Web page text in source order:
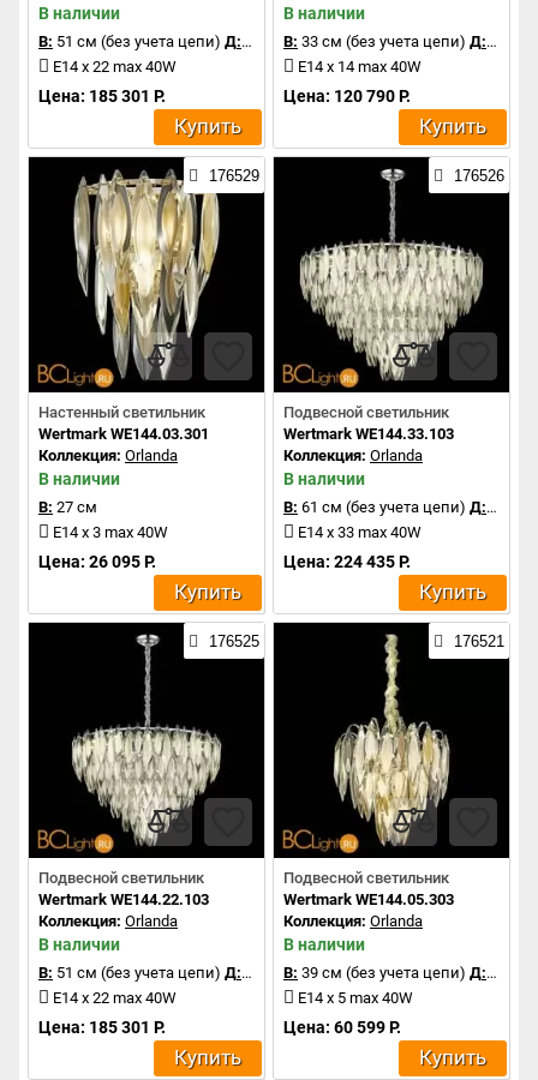
В наличии
В: 51 см (без учета цепи) Д:80 см
E14 x 22 max 40W
Цена: 185 301 Р.
Купить
В наличии
В: 33 см (без учета цепи) Д:90 см
E14 x 14 max 40W
Цена: 120 790 Р.
Купить
176529
Настенный светильник
Wertmark WE144.03.301
Коллекция: Orlanda
В наличии
В: 27 см
E14 x 3 max 40W
Цена: 26 095 Р.
Купить
176526
Подвесной светильник
Wertmark WE144.33.103
Коллекция: Orlanda
В наличии
В: 61 см (без учета цепи) Д:95 см
E14 x 33 max 40W
Цена: 224 435 Р.
Купить
176525
Подвесной светильник
Wertmark WE144.22.103
Коллекция: Orlanda
В наличии
В: 51 см (без учета цепи) Д:80 см
E14 x 22 max 40W
Цена: 185 301 Р.
Купить
176521
Подвесной светильник
Wertmark WE144.05.303
Коллекция: Orlanda
В наличии
В: 39 см (без учета цепи) Д:40 см
E14 x 5 max 40W
Цена: 60 599 Р.
Купить